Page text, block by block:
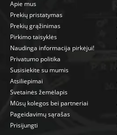
Apie mus
Prekių pristatymas
Prekių grąžinimas
Pirkimo taisyklės
Naudinga informacija pirkėjui!
Privatumo politika
Susisiekite su mumis
Atsiliepimai
Svetainės žemėlapis
Mūsų kolegos bei partneriai
Pageidavimų sąrašas
Prisijungti